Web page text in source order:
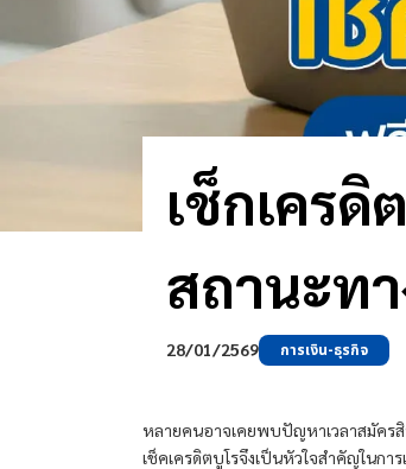
เช็กเคร
สถานะทา
28/01/2569 การเงิน-ธุรกิจ
หลายคนอาจเคยพบปัญหาเวลาสมัครสิ
เช็คเครดิตบูโรจึงเป็นหัวใจสำคัญในก